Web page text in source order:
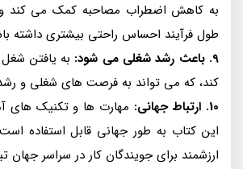
به کاهش اضطراب مصاحبه کمک می کند
طول فرآیند احساس راحتی بیشتری داشته
9. باعث رشد شغلی می شود:
به یافتن
کند، که می تواند به فرصت های شغلی و
10. ارتباط جهانی:
مهارت ها و تکنیک های
این کتاب به طور جهانی قابل استفاده
ارزشمند برای جویندگان کار در سراسر جهان